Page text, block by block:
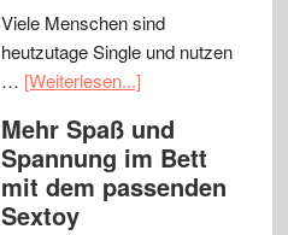
Viele Menschen sind
heutzutage Single und nutzen
… [Weiterlesen...]
Mehr Spaß und
Spannung im Bett
mit dem passenden
Sextoy